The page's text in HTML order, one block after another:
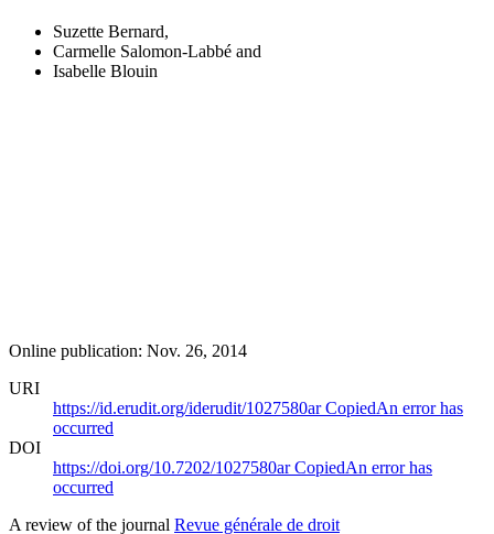
Suzette Bernard,
Carmelle Salomon-Labbé and
Isabelle Blouin
Online publication: Nov. 26, 2014
URI
https://id.erudit.org/iderudit/1027580arCopiedAn error has
occurred
DOI
https://doi.org/10.7202/1027580arCopiedAn error has
occurred
A review of the journal Revue générale de droit